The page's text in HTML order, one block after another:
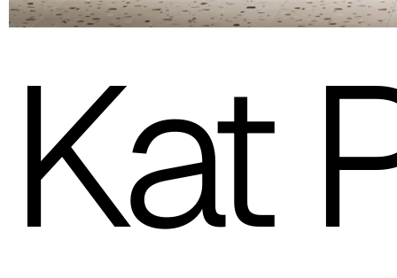
Kat